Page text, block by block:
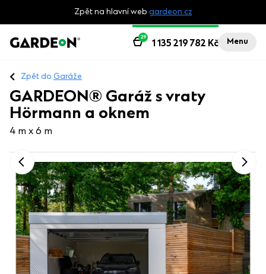
Zpět na hlavní web gardeon.cz
Menu
1 135 219 782 Kč
29
Zpět do Garáže
GARDEON® Garáž s vraty
Hörmann a oknem
4 m x 6 m